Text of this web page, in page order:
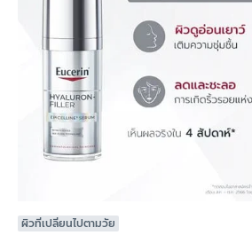
ผิวที่เปลี่ยนไปตามวัย